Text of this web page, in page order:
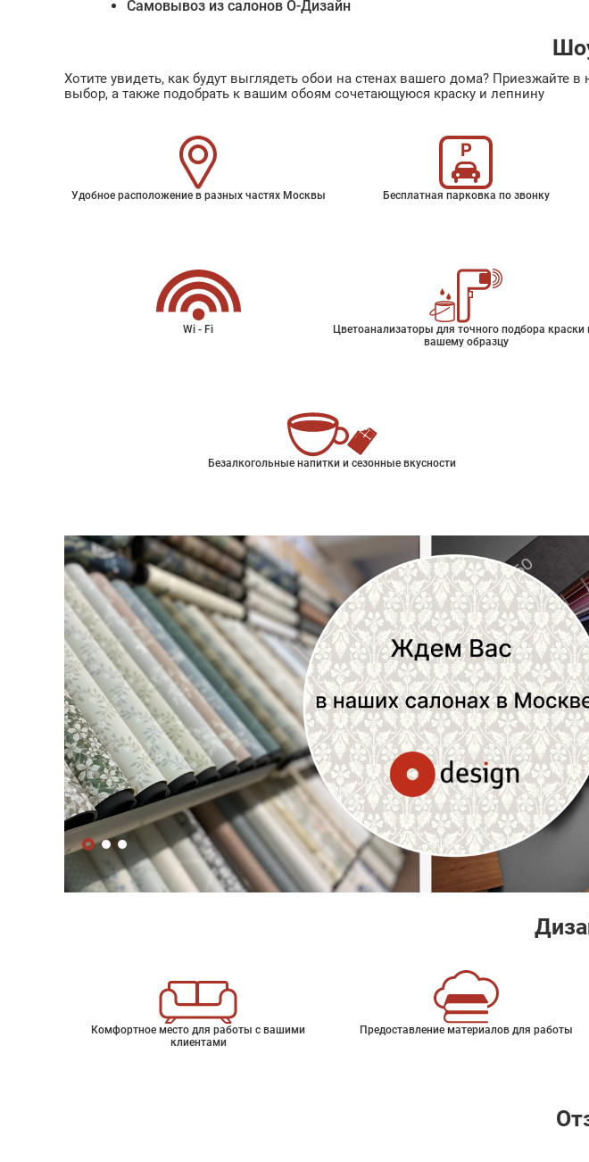
Самовывоз из салонов О-Дизайн
Хотите увидеть, как будут выглядеть обои на стенах вашего дома?
выбор, а также подобрать к вашим обоям сочетающуюся краску и лепнину
Удобное расположение в разных частях Москвы Бесплатная парковка по звонку
Wi - Fi
Цветоанализаторы для точного подбора краски
вашему образцу
Безалкогольные напитки и сезонные вкусности
Комфортное место для работы с вашими
клиентами
Предоставление материалов для работы